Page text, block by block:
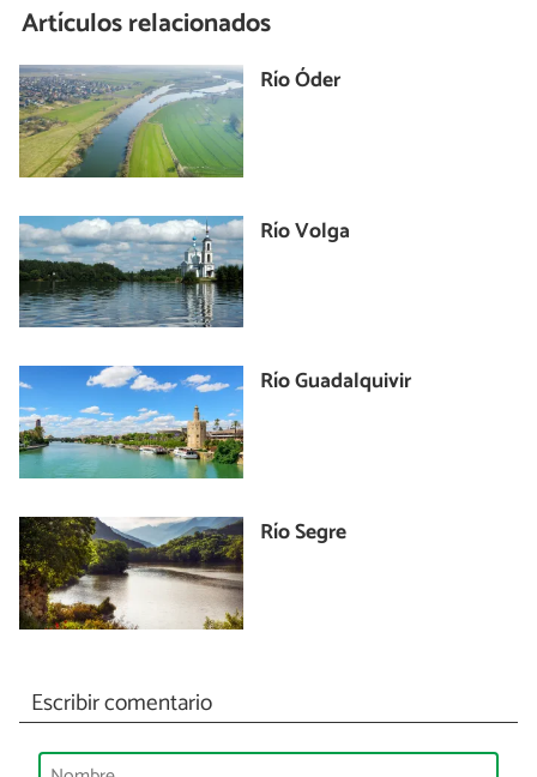
Artículos relacionados
Río Óder
Río Volga
Río Guadalquivir
Río Segre
Escribir comentario